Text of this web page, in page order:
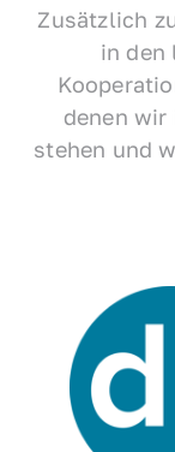
Zusätzlich
in den
denen wir
stehen und